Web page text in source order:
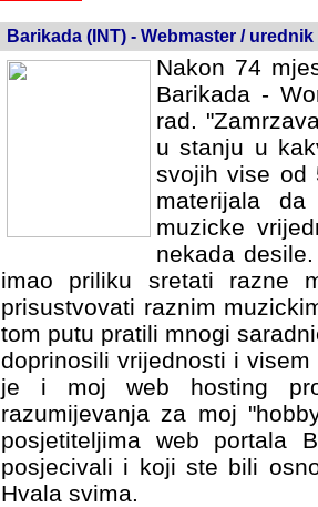
Barikada (INT) - Webmaster / urednik
Nakon 74
Barikada -
rad.
u stanju u
svojih vise od
materijala
muzicke
nekada
imao priliku sretati razne
prisustvovati raznim
tom putu pratili mnogi
doprinosili vrijednosti i
je i moj web hosting
razumijevanja za moj
posjetiteljima web portala
posjecivali i koji ste bili
Hvala svima.